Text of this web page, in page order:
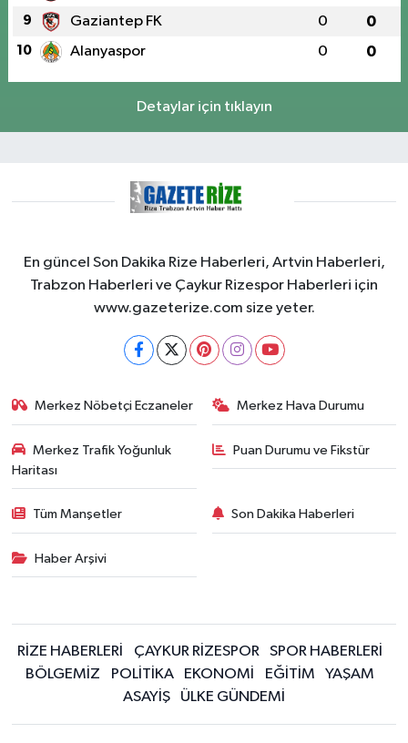
9 Gaziantep FK 0 0
10 Alanyaspor 0 0
Detaylar için tıklayın
En güncel Son Dakika Rize Haberleri, Artvin Haberleri,
Trabzon Haberleri ve Çaykur Rizespor Haberleri için
www.gazeterize.com size yeter.
Merkez Nöbetçi Eczaneler Merkez Hava Durumu
Merkez Trafik Yoğunluk
Haritası
Puan Durumu ve Fikstür
Tüm Manşetler Son Dakika Haberleri
Haber Arşivi
RİZE HABERLERİ ÇAYKUR RİZESPOR
SPOR HABERLERİ
BÖLGEMİZ
POLİTİKA EKONOMİ EĞİTİM
YAŞAM
ASAYİŞ
ÜLKE GÜNDEMİ